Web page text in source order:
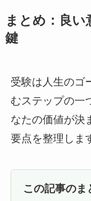
まとめ：良い
鍵
受験は人生のゴ
むステップの一
なたの価値が決
要点を整理しま
この記事のま